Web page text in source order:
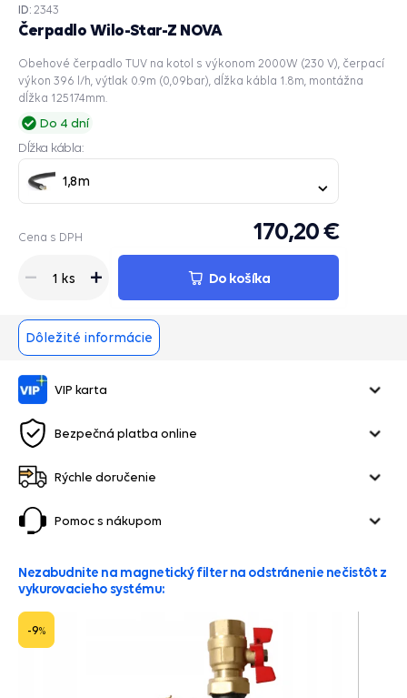
Čerpadlo Wilo-Star-Z NOVA
ID: 2343
Obehové čerpadlo TUV na kotol s výkonom 2000W (230 V), čerpací
výkon 396 l/h, výtlak 0.9m (0,09bar), dĺžka kábla 1.8m, montážna
dĺžka 125174mm.
Do 4 dní
Dĺžka kábla:
1,8m
Cena s DPH 170,20 €
1 ks Do košíka
Dôležité informácie
VIP karta
Bezpečná platba online
Rýchle doručenie
Pomoc s nákupom
Nezabudnite na magnetický filter na odstránenie nečistôt z
vykurovacieho systému:
-9%